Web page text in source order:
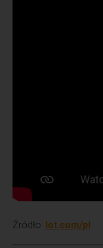
Źródło: lot.com/pl